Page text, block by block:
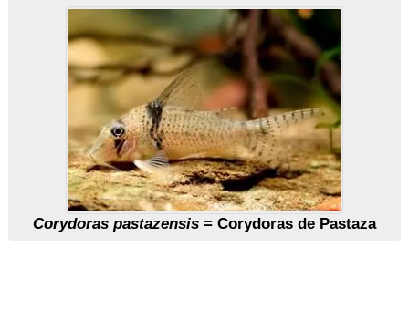
Corydoras pastazensis= Corydoras de Pastaza